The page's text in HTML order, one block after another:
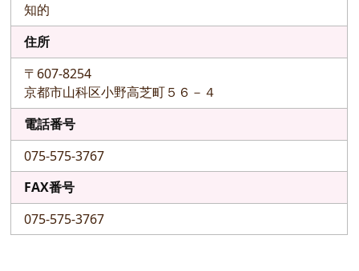
知的
住所
〒607-8254
京都市山科区小野高芝町５６－４
電話番号
075-575-3767
FAX番号
075-575-3767